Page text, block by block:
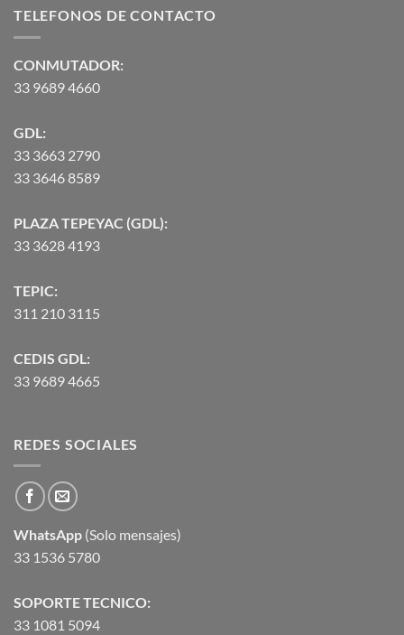
TELEFONOS DE CONTACTO
CONMUTADOR:
33 9689 4660
GDL:
33 3663 2790
33 3646 8589
PLAZA TEPEYAC (GDL):
33 3628 4193
TEPIC:
311 210 3115
CEDIS GDL:
33 9689 4665
REDES SOCIALES
WhatsApp (Solo mensajes)
33 1536 5780
SOPORTE TECNICO:
33 1081 5094